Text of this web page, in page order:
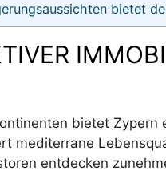
bietet
bietet Zypern
mediterrane
entdecken